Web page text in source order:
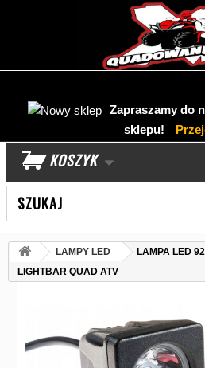
Zapraszamy do
sklepu!
KOSZYK
LAMPY LED
LAMPA LED
LIGHTBAR QUAD ATV